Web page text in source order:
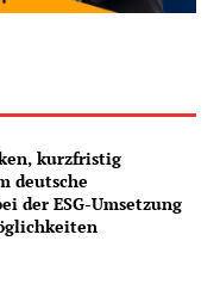
kurzfristig
deutsche
der ESG-Umsetzung